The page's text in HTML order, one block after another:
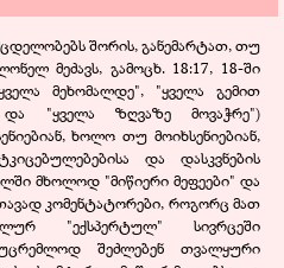
შორის, განემარტათ, თუ
მეძავს, გამოცხ. 18:17, 18-ში
მეხომალდე", "ყველა გემით
და "ყველა ზღვაზე მოვაჭრე")
ხოლო თუ მოიხსენიებიან,
და დასკვნების
მხოლოდ "მიწიერი მეფეები" და
კომენტატორები, როგორც მათ
"ექსპერტულ" სივრცეში
უცრემლოდ შეძლებენ თვალყური